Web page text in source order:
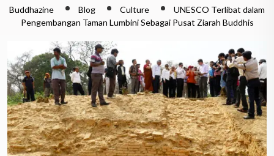
Buddhazine Blog Culture
UNESCO Terlibat dalam
Pengembangan Taman Lumbini Sebagai Pusat Ziarah Buddhis